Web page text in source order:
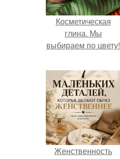
Косметическая
глина. Мы
выбираем по цвету!
Женственность